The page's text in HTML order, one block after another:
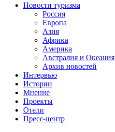
Новости туризма
Россия
Европа
Азия
Африка
Америка
Австралия и Океания
Архив новостей
Интервью
Истории
Мнение
Проекты
Отели
Пресс-центр